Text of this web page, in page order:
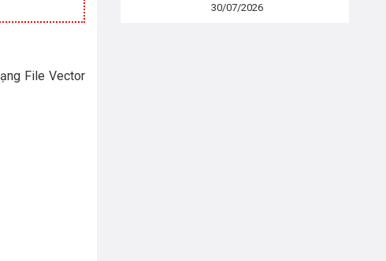
File Vector
30/07/2026